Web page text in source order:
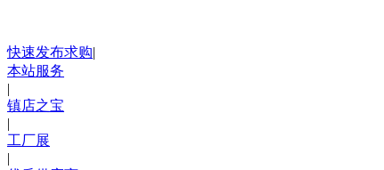
快速发布求购|
本站服务
|
镇店之宝
|
工厂展
|